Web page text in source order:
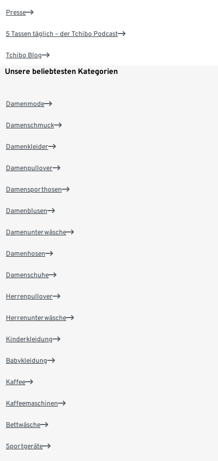
Presse
5 Tassen täglich – der Tchibo Podcast
Tchibo Blog
Unsere beliebtesten Kategorien
Damenmode
Damenschmuck
Damenkleider
Damenpullover
Damensporthosen
Damenblusen
Damenunterwäsche
Damenhosen
Damenschuhe
Herrenpullover
Herrenunterwäsche
Kinderkleidung
Babykleidung
Kaffee
Kaffeemaschinen
Bettwäsche
Sportgeräte